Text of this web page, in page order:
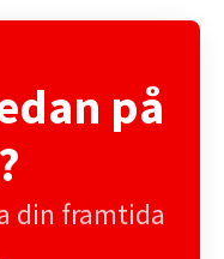
på
din framtida